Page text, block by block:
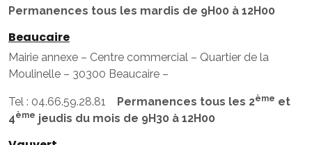
Permanences tous les mardis de 9H00 à 12H00
Beaucaire
Mairie annexe – Centre commercial – Quartier de la
Moulinelle – 30300 Beaucaire –
Tel : 04.66.59.28.81 Permanences tous les 2ème et
4ème jeudis du mois de 9H30 à 12H00